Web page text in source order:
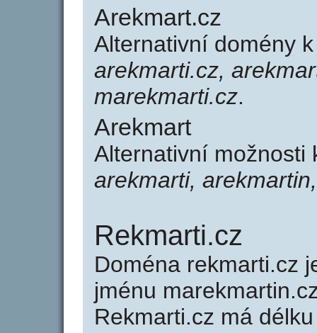
Arekmart.cz
Alternativní domény
arekmarti.cz,
marekmarti.cz.
Arekmart
Alternativní možnosti
arekmarti,
Rekmarti.cz
Doména rekmarti.cz
jménu
Rekmarti.cz má